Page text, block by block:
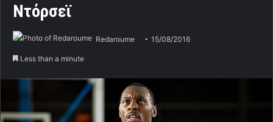
Ντόρσεϊ
Redaroume 15/08/2016
Less than a minute